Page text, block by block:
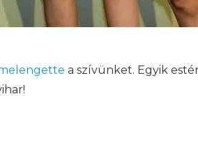
a szívünket. Egyik